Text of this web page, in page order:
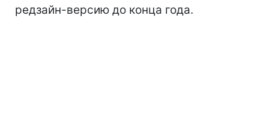
редзайн-версию до конца года.